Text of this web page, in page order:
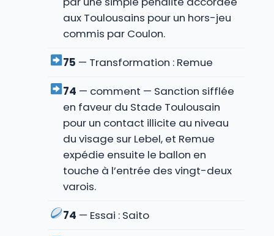
aux Toulousains pour un hors-jeu
commis par Coulon.
75 — Transformation : Remue
74 — comment — Sanction sifflée
en faveur du Stade Toulousain
pour un contact illicite au niveau
du visage sur Lebel, et Remue
expédie ensuite le ballon en
touche à l’entrée des vingt-deux
varois.
74 — Essai : Saito